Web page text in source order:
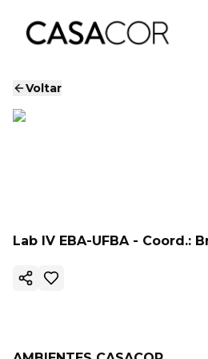
Voltar
Lab IV EBA-UFBA - Coord.:
Copiar link